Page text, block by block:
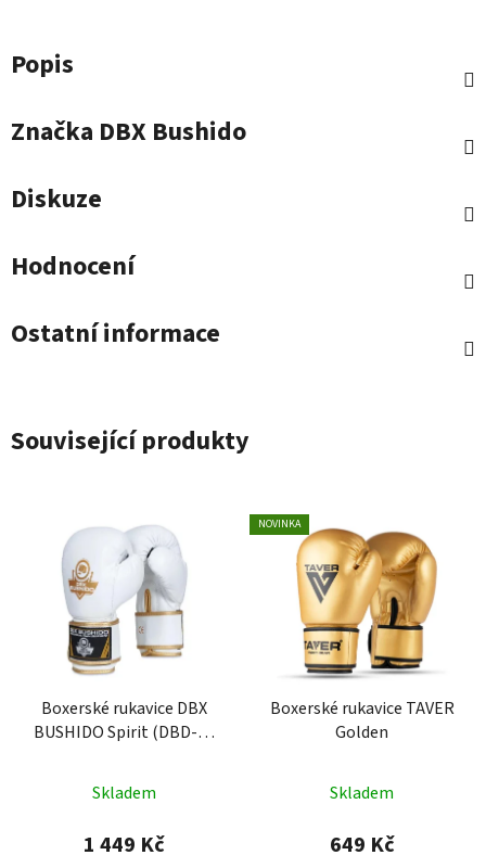
Popis
Značka DBX Bushido
Diskuze
Hodnocení
Ostatní informace
Související produkty
Boxerské rukavice DBX
BUSHIDO Spirit (DBD-B-
Skladem
1 449 Kč
NOVINKA
Boxerské rukavice TAVER
Golden
Skladem
649 Kč